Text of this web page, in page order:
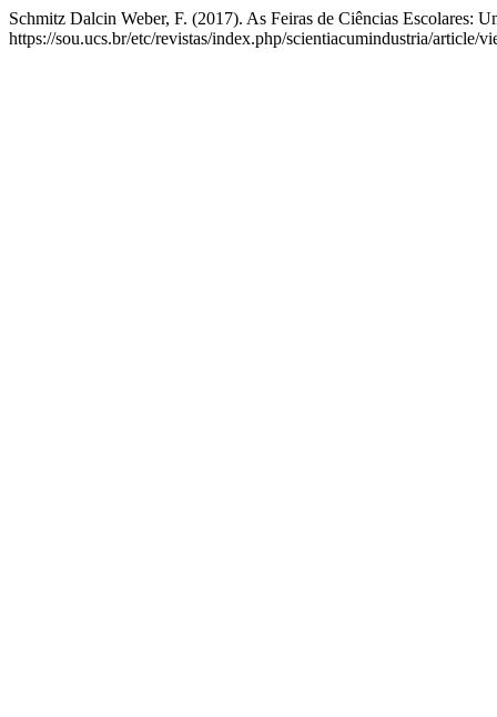
Schmitz Dalcin Weber, F. (2017). As Feiras de Ciências Escolares:
https://sou.ucs.br/etc/revistas/index.php/scientiacumindustria/article/